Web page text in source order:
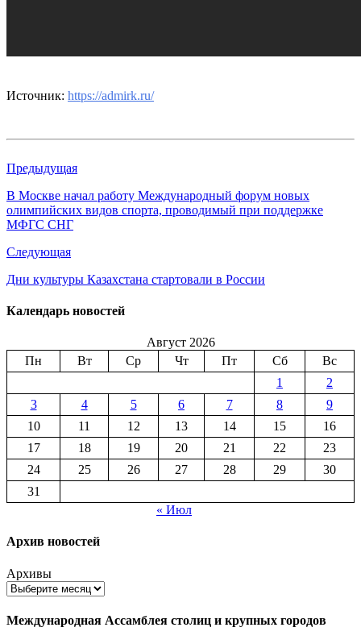
Источник: https://admirk.ru/
Предыдущая
В Москве начал работу Международный форум новых
олимпийских видов спорта, проводимый при поддержке
МФГС СНГ
Следующая
Дни культуры Казахстана стартовали в России
Календарь новостей
Август 2026
Пн
Вт Ср Чт Пт Сб
Вс
1
2
3
4 5 6 7 8
9
10
11 12 13 14 15
16
17
18 19 20 21 22
23
24
25 26 27 28 29
30
31
« Июл
Архив новостей
Архивы
Международная Ассамблея столиц и крупных городов